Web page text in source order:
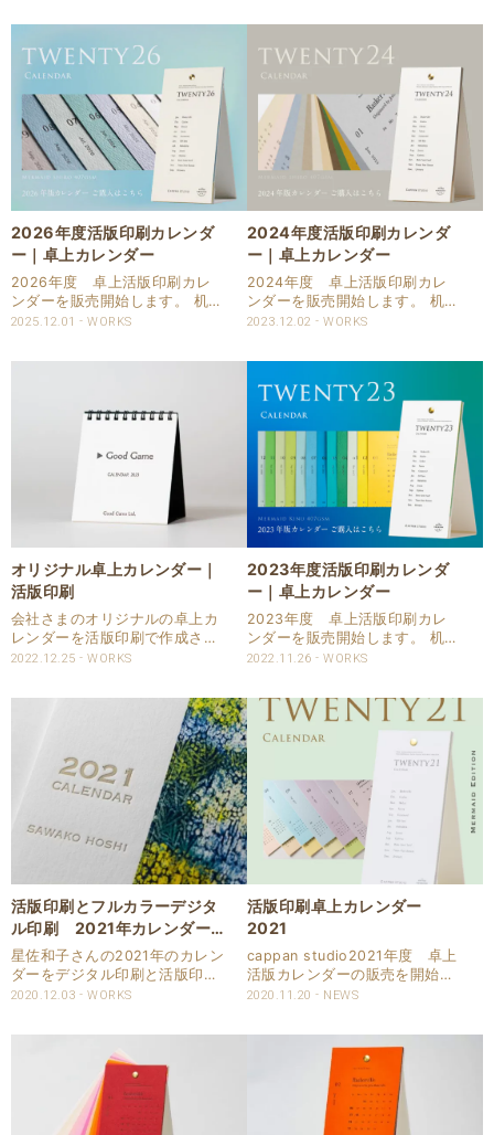
2026年度活版印刷カレンダ
ー｜卓上カレンダー
2026年度 卓上活版印刷カレ
ンダーを販売開始します。 机の
上の小さなスペースでも使える
いは、ずっと捨てられないカレ
ンを探求しておりま..
2025.12.01 WORKS
2024年度活版印刷カレンダ
ー｜卓上カレンダー
2024年度 卓上活版印刷カレ
ンダーを販売開始します。 机の
上の小さなスペースでも使える
いは、ずっと捨てられないカレ
術、本物の用紙、本物のデザイ
ンを探求しておりま..
2023.12.02 WORKS
オリジナル卓上カレンダー｜
活版印刷
会社さまのオリジナルの卓上カ
レンダーを活版印刷で作成させ
て頂きました。 表紙と12か月
作しております。 商品：卓上カ
レンダー サイズ：カレンダー：
100x115mm/台座：100×..
2022.12.25 WORKS
2023年度活版印刷カレンダ
ー｜卓上カレンダー
2023年度 卓上活版印刷カレ
ンダーを販売開始します。 机の
上の小さなスペースでも使える
いは、ずっと捨てられないカレ
ンダーを作りたい』 本物の技
術、本物の用紙、本物のデザイ
2022.11.26 WORKS
活版印刷とフルカラーデジタ
ル印刷 2021年カレンダー|
星佐和子さま
星佐和子さんの2021年のカレン
ダーをデジタル印刷と活版印刷
で再現させて頂きました。 フィ
れた2021年カレンダーです。
で、 使用後は日付部分をミシン
線で切り取り..
2020.12.03 WORKS
活版印刷卓上カレンダー
2021
cappan studio2021年度 卓上
活版カレンダーの販売を開始し
ます。 机の上の小さなスペース
です。 『想いは、ずっと捨てら
れないカレンダーを作りたい』
本物の技術、本物の用紙、本物
2020.11.20 NEWS